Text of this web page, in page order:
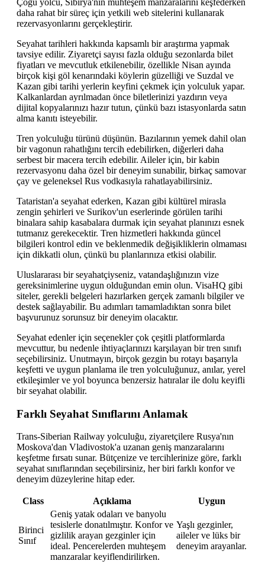
Çoğu yolcu, Sibirya'nın muhteşem manzaralarını keşfederken
daha rahat bir süreç için yetkili web sitelerini kullanarak
rezervasyonlarını gerçekleştirir.
Seyahat tarihleri hakkında kapsamlı bir araştırma yapmak
tavsiye edilir. Ziyaretçi sayısı fazla olduğu sezonlarda bilet
fiyatları ve mevcutluk etkilenebilir, özellikle Nisan ayında
birçok kişi göl kenarındaki köylerin güzelliği ve Suzdal ve
Kazan gibi tarihi yerlerin keyfini çekmek için yolculuk yapar.
Kalkanlardan ayrılmadan önce biletlerinizi yazdırın veya
dijital kopyalarınızı hazır tutun, çünkü bazı istasyonlarda satın
alma kanıtı isteyebilir.
Tren yolculuğu türünü düşünün. Bazılarının yemek dahil olan
bir vagonun rahatlığını tercih edebilirken, diğerleri daha
serbest bir macera tercih edebilir. Aileler için, bir kabin
rezervasyonu daha özel bir deneyim sunabilir, birkaç samovar
çay ve geleneksel Rus vodkasıyla rahatlayabilirsiniz.
Tataristan'a seyahat ederken, Kazan gibi kültürel mirasla
zengin şehirleri ve Surikov'un eserlerinde görülen tarihi
binalara sahip kasabalara durmak için seyahat planınızı esnek
tutmanız gerekecektir. Tren hizmetleri hakkında güncel
bilgileri kontrol edin ve beklenmedik değişikliklerin olmaması
için dikkatli olun, çünkü bu planlarınıza etkisi olabilir.
Uluslararası bir seyahatçiyseniz, vatandaşlığınızın vize
gereksinimlerine uygun olduğundan emin olun. VisaHQ gibi
siteler, gerekli belgeleri hazırlarken gerçek zamanlı bilgiler ve
destek sağlayabilir. Bu adımları tamamladıktan sonra bilet
başvurunuz sorunsuz bir deneyim olacaktır.
Seyahat edenler için seçenekler çok çeşitli platformlarda
mevcuttur, bu nedenle ihtiyaçlarınızı karşılayan bir tren sınıfı
seçebilirsiniz. Unutmayın, birçok gezgin bu rotayı başarıyla
keşfetti ve uygun planlama ile tren yolculuğunuz, anılar, yerel
etkileşimler ve yol boyunca benzersiz hatıralar ile dolu keyifli
bir seyahat olabilir.
Farklı Seyahat Sınıflarını Anlamak
Trans-Siberian Railway yolculuğu, ziyaretçilere Rusya'nın
Moskova'dan Vladivostok'a uzanan geniş manzaralarını
keşfetme fırsatı sunar. Bütçenize ve tercihlerinize göre, farklı
seyahat sınıflarından seçebilirsiniz, her biri farklı konfor ve
deneyim düzeylerine hitap eder.
Class Açıklama Uygun
Birinci
Sınıf
Geniş yatak odaları ve banyolu
tesislerle donatılmıştır. Konfor ve
gizlilik arayan gezginler için
ideal. Pencerelerden muhteşem
manzaralar keyiflendirilirken.
Yaşlı gezginler,
aileler ve lüks bir
deneyim arayanlar.